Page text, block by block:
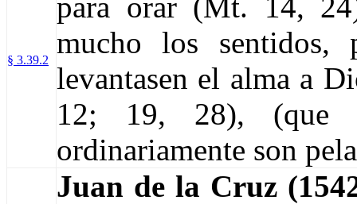
§ 3.39.2
mucho los sentidos,
levantasen el alma a
12; 19, 28), (que
ordinariamente son
Juan de la Cruz